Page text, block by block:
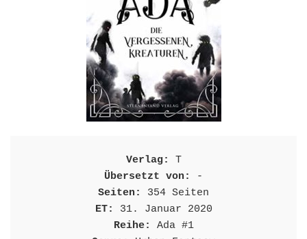
Verlag:
T
Übersetzt von:
Seiten:
ET:
Reihe:
Ada #1